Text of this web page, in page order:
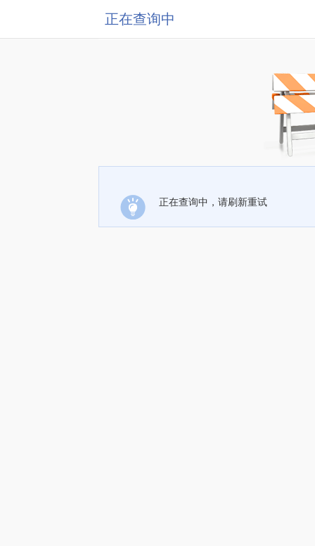
正在查询中
正在查询中，请刷新重试